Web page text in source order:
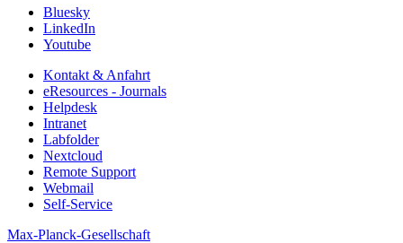
Bluesky
LinkedIn
Youtube
Kontakt & Anfahrt
eResources - Journals
Helpdesk
Intranet
Labfolder
Nextcloud
Remote Support
Webmail
Self-Service
Max-Planck-Gesellschaft